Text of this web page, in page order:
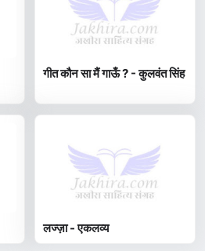
गीत कौन सा मैं गाऊँ ? - कुलवंत सिंह
लज्ज़ा - एकलव्य